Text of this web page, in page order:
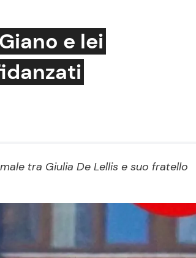
Cucina e Ricette
Le Ricette in TV
Ricette Facili e Veloci
Ricette per Bambini
e lei
tra Giulia De Lellis e suo fratello